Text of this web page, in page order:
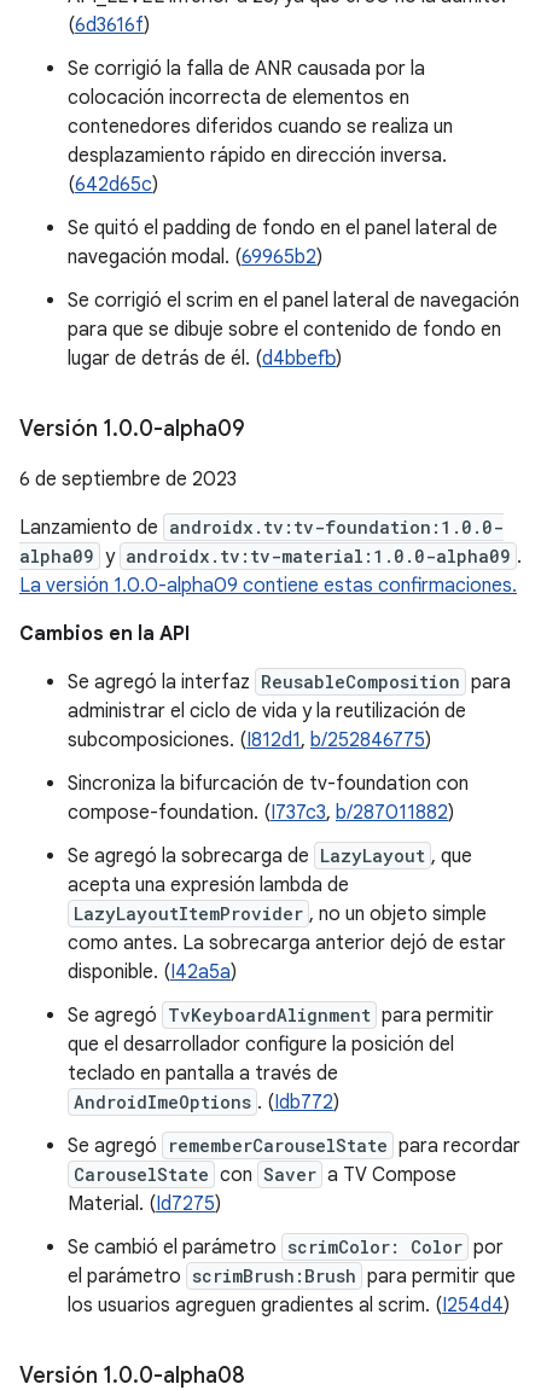
(6d3616f)
Se corrigió la falla de ANR causada por la
colocación incorrecta de elementos en
contenedores diferidos cuando se realiza un
desplazamiento rápido en dirección inversa.
(642d65c)
Se quitó el padding de fondo en el panel lateral de
navegación modal. (69965b2)
Se corrigió el scrim en el panel lateral de navegación
para que se dibuje sobre el contenido de fondo en
lugar de detrás de él. (d4bbefb)
Versión 1.0.0-alpha09
6 de septiembre de 2023
Lanzamiento de androidx.tv:tv-foundation:1.0.0-
alpha09 y androidx.tv:tv-material:1.0.0-alpha09 .
La versión 1.0.0-alpha09 contiene estas confirmaciones.
Cambios en la API
Se agregó la interfaz ReusableComposition para
administrar el ciclo de vida y la reutilización de
subcomposiciones. (I812d1, b/252846775)
Sincroniza la bifurcación de tv-foundation con
compose-foundation. (I737c3, b/287011882)
Se agregó la sobrecarga de LazyLayout , que
acepta una expresión lambda de
LazyLayoutItemProvider , no un objeto simple
como antes. La sobrecarga anterior dejó de estar
disponible. (I42a5a)
Se agregó TvKeyboardAlignment para permitir
que el desarrollador configure la posición del
teclado en pantalla a través de
AndroidImeOptions . (Idb772)
Se agregó
rememberCarouselState para recordar
CarouselState con Saver a TV Compose
Material. (Id7275)
Se cambió el parámetro scrimColor: Color por
el parámetro scrimBrush:Brush para permitir que
los usuarios agreguen gradientes al scrim. (I254d4)
Versión 1.0.0-alpha08